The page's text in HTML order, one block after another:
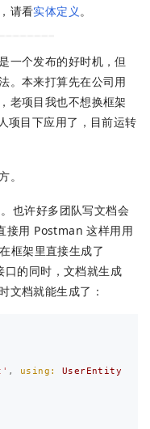
请看实体定义。
一个发布的好时机，但
。本来打算先在公司用
老项目我也不想换框架
项目下应用了，目前运转
。
也许好多团队写文档会
接用 Postman 这样用用
框架里直接生成了
的同时，文档就生成
文档就能生成了：
, using: UserEntity